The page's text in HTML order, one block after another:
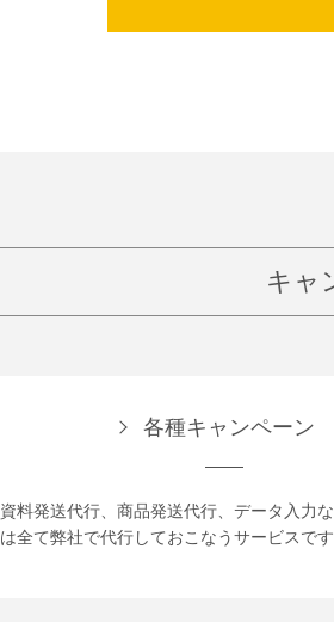
キャ
各種キャンペーン
資料発送代行、商品発送代行、データ入力
は全て弊社で代行しておこなうサービスです